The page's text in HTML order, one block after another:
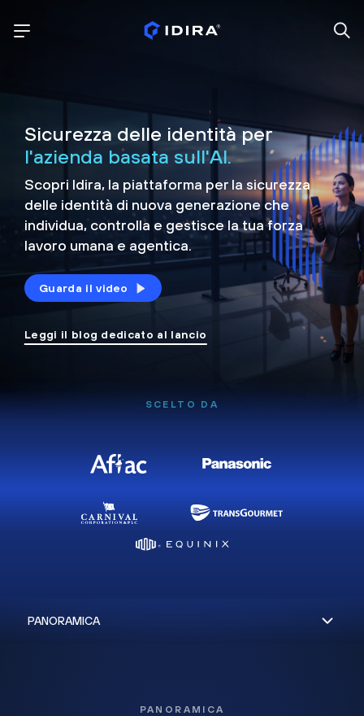
Sicurezza delle identità per
l'azienda basata sull'AI.
Scopri Idira, la piattaforma per la sicurezza
delle identità di nuova generazione che
individua, controlla e gestisce la tua forza
lavoro umana e agentica.
Guarda il video
Leggi il blog dedicato al lancio
SCELTO DA
PANORAMICA